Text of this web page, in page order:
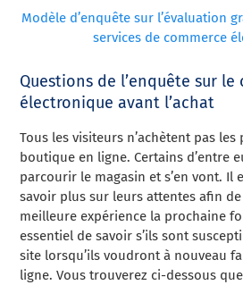
Modèle d’enquête sur l’évaluation
services de commerce
Questions de l’enquête sur le
électronique avant l’achat
Tous les visiteurs n’achètent pas
boutique en ligne. Certains d’entre
parcourir le magasin et s’en vont. Il
savoir plus sur leurs attentes afin
meilleure expérience la prochaine
essentiel de savoir s’ils sont
site lorsqu’ils voudront à nouveau
ligne. Vous trouverez ci-dessous